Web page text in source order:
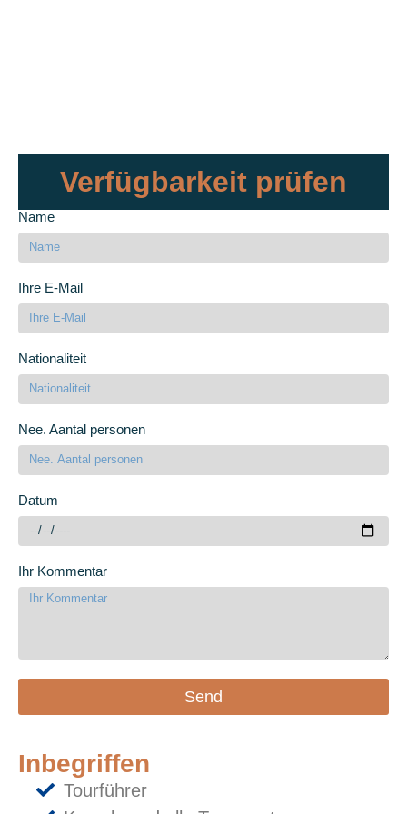
Verfügbarkeit prüfen
Name
Ihre E-Mail
Nationaliteit
Nee. Aantal personen
Datum
Ihr Kommentar
Send
Inbegriffen
Tourführer